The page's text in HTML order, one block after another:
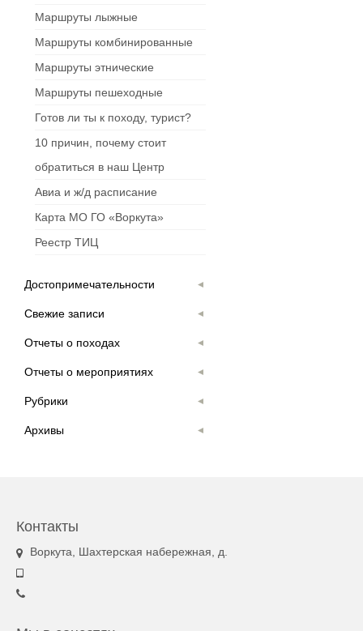
Маршруты лыжные
Маршруты комбинированные
Маршруты этнические
Маршруты пешеходные
Готов ли ты к походу, турист?
10 причин, почему стоит
обратиться в наш Центр
Авиа и ж/д расписание
Карта МО ГО «Воркута»
Реестр ТИЦ
Достопримечательности
Свежие записи
Отчеты о походах
Отчеты о мероприятиях
Рубрики
Архивы
Контакты
Воркута, Шахтерская набережная, д.